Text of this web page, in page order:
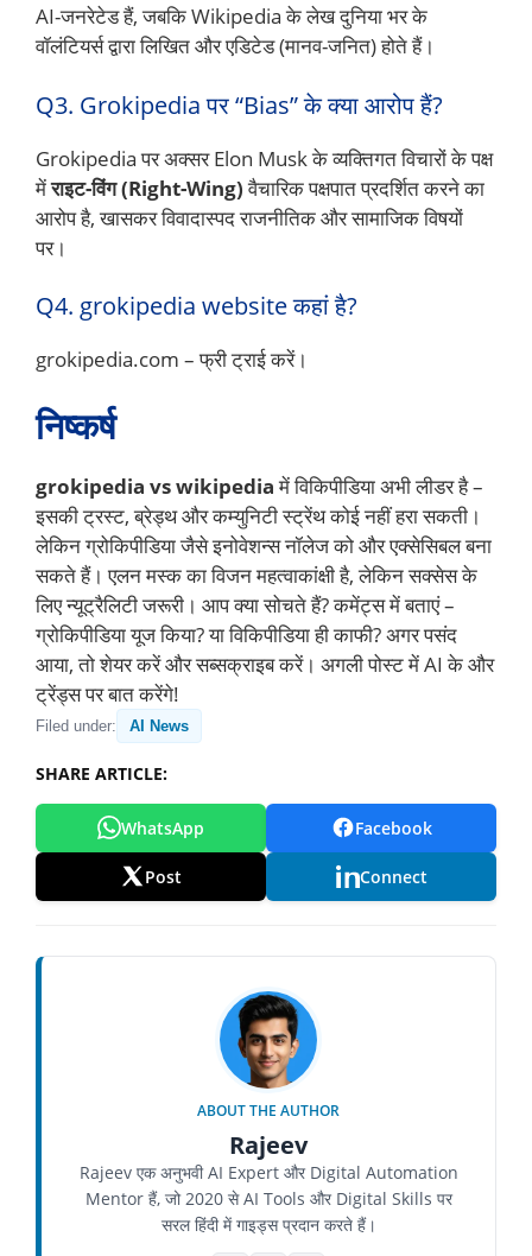
AI-जनरेटेड हैं, जबकि Wikipedia के लेख दुनिया भर के
वॉलंटियर्स द्वारा लिखित और एडिटेड (मानव-जनित) होते हैं।
Q3. Grokipedia पर “Bias” के क्या आरोप हैं?
Grokipedia पर अक्सर Elon Musk के व्यक्तिगत विचारों के पक्ष
मेंराइट-विंग (Right-Wing)वैचारिक पक्षपात प्रदर्शित करने का
आरोप है, खासकर विवादास्पद राजनीतिक और सामाजिक विषयों
पर।
Q4. grokipedia website कहां है?
grokipedia.com – फ्री ट्राई करें।
निष्कर्ष
grokipedia vs wikipediaमें विकिपीडिया अभी लीडर है –
इसकी ट्रस्ट, ब्रेड्थ और कम्युनिटी स्ट्रेंथ कोई नहीं हरा सकती।
लेकिन ग्रोकिपीडिया जैसे इनोवेशन्स नॉलेज को और एक्सेसिबल बना
सकते हैं। एलन मस्क का विजन महत्वाकांक्षी है, लेकिन सक्सेस के
लिए न्यूट्रैलिटी जरूरी। आप क्या सोचते हैं? कमेंट्स में बताएं –
ग्रोकिपीडिया यूज किया? या विकिपीडिया ही काफी? अगर पसंद
आया, तो शेयर करें और सब्सक्राइब करें। अगली पोस्ट में AI के और
ट्रेंड्स पर बात करेंगे!
Filed under: AI News
SHARE ARTICLE:
WhatsApp Facebook
Post Connect
ABOUT THE AUTHOR
Rajeev
Rajeev एक अनुभवी AI Expert और Digital Automation
Mentor हैं, जो 2020 से AI Tools और Digital Skills पर
सरल हिंदी में गाइड्स प्रदान करते हैं।